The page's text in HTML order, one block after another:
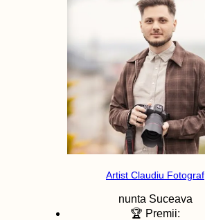
Artist Claudiu Fotograf
nunta Suceava
🏆 Premii: